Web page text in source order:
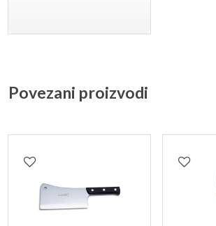
Povezani proizvodi